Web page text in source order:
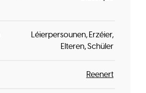
Léierpersounen Erzéier
Elteren Schüler
Reenert